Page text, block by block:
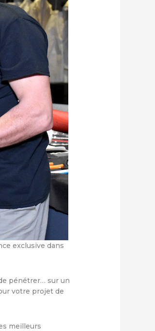
exclusive dans
pénétrer… sur un
votre projet de
meilleurs